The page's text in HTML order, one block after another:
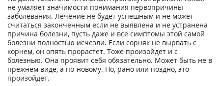
не умаляет значимости понимания первопричины
заболевания. Лечение не будет успешным и не может
считаться законченным если не выявлена и не устранена
причина болезни, пусть даже и все симптомы этой самой
болезни полностью исчезли. Если сорняк не вырвать с
корнем, он опять прорастет. Тоже произойдет и с
болезнью. Она проявит себя обязательно. Может быть не в
прежнем виде, а по-новому. Но, рано или поздно, это
произойдет.